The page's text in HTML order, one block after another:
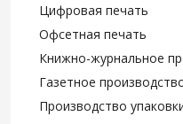
Цифровая печать
Офсетная печать
Книжно-журнальное
Газетное
Производство